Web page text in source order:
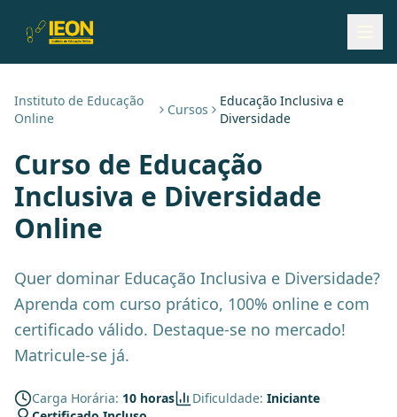
Instituto de Educação
Online
Cursos
Educação Inclusiva e
Diversidade
Curso de Educação
Inclusiva e Diversidade
Online
Quer dominar Educação Inclusiva e Diversidade?
Aprenda com curso prático, 100% online e com
certificado válido. Destaque-se no mercado!
Matricule-se já.
Carga Horária: 10 horas Dificuldade: Iniciante